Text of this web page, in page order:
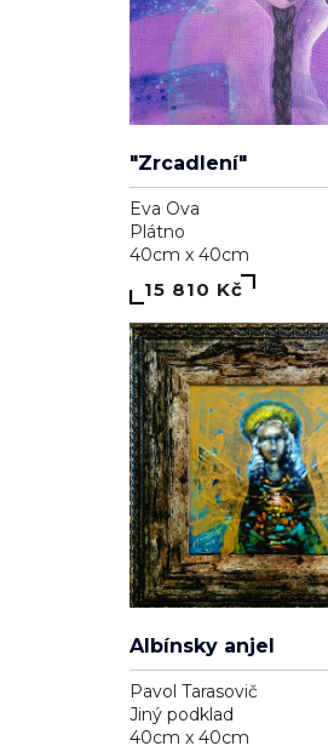
"Zrcadlení"
Eva Ova
Plátno
40cm x 40cm
15 810 Kč
Albínsky anjel
Pavol Tarasovič
Jiný podklad
40cm x 40cm